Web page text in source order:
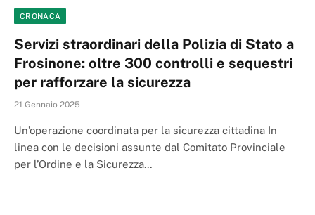
CRONACA
Servizi straordinari della Polizia di Stato a
Frosinone: oltre 300 controlli e sequestri
per rafforzare la sicurezza
21 Gennaio 2025
Un’operazione coordinata per la sicurezza cittadina In
linea con le decisioni assunte dal Comitato Provinciale
per l’Ordine e la Sicurezza…